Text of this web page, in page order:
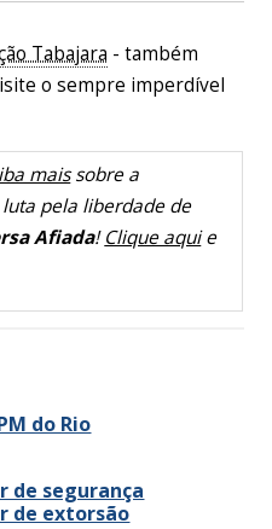
Tabajara - também
o sempre imperdível
maissobre a
pela liberdade de
Afiada!Clique aquie
do Rio
de segurança
de extorsão